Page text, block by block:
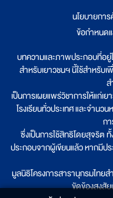
นโยบายกา
ข้อกำหนด
บทความและภาพประกอบที่อยู่
สำหรับเยาวชนฯ นี้ใช้สำหรั
เป็นการเผยแพร่วิชาการให้แก่เ
โรงเรียนทั่วประเทศ และจำน
ก
ซึ่งเป็นการใช้สิทธิโดยสุจริ
ประกอบจากผู้เขียนแล้ว หากมีป
มูลนิธิโครงการสารานุกรมไทย
ขัดข้องสงสั